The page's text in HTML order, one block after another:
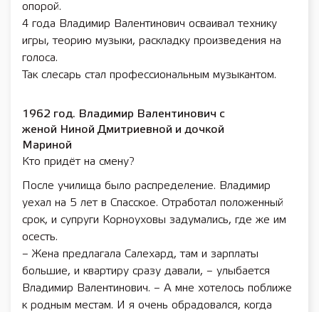
опорой.
4 года Владимир Валентинович осваивал технику
игры, теорию музыки, раскладку произведения на
голоса.
Так слесарь стал профессиональным музыкантом.
1962 год. Владимир Валентинович с
женой Ниной Дмитриевной и дочкой
Мариной
Кто придёт на смену?
После училища было распределение. Владимир
уехал на 5 лет в Спасское. Отработал положенный
срок, и супруги Корноуховы задумались, где же им
осесть.
– Жена предлагала Салехард, там и зарплаты
большие, и квартиру сразу давали, – улыбается
Владимир Валентинович. – А мне хотелось поближе
к родным местам. И я очень обрадовался, когда